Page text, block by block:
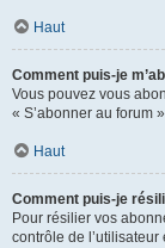
Haut
Comment puis-je
Vous pouvez vous
« S’abonner au forum
Haut
Comment puis-je
Pour résilier vos
contrôle de